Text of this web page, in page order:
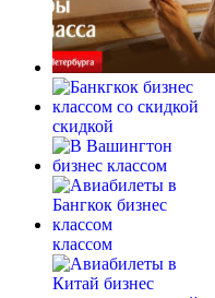
скидкой
классом